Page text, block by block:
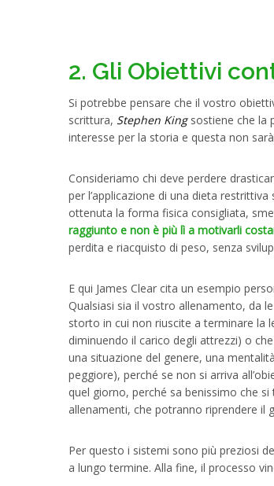
2. Gli Obiettivi
Si potrebbe pensare che il vostro
scrittura, Stephen Kingsostiene che la
interesse per la storia e questa non
Consideriamo chi deve perdere
per l’applicazione di una dieta
ottenuta la forma fisica consigliata,
raggiunto e non è più lì a motivarli
perdita e riacquisto di peso, senza
E qui James Clear cita un esempio
Qualsiasi sia il vostro allenamento, da
storto in cui non riuscite a terminare la
diminuendo il carico degli attrezzi) o
una situazione del genere, una
peggiore), perché se non si arriva
quel giorno, perché sa benissimo che
allenamenti, che potranno riprendere il
Per questo i sistemi sono più preziosi
a lungo termine. Alla fine, il processo